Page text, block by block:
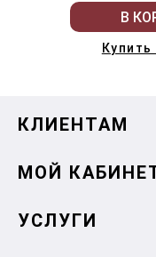
В
КЛИЕНТАМ
МОЙ
УСЛУГИ